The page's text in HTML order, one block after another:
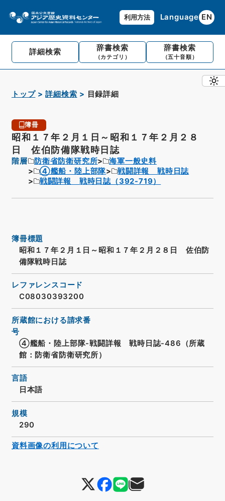
利用方法 Language EN
詳細検索 辞書検索
（カテゴリ）
辞書検索
（五十音順）
トップ 詳細検索 目録詳細
簿冊
昭和１７年２月１日～昭和１７年２月２８
日 佐伯防備隊戦時日誌
階層 防衛省防衛研究所
海軍一般史料
④艦船・陸上部隊
戦闘詳報 戦時日誌
戦闘詳報 戦時日誌（392-719）
簿冊標題
昭和１７年２月１日～昭和１７年２月２８日 佐伯防
備隊戦時日誌
レファレンスコード
C08030393200
所蔵館における請求番
号
④艦船・陸上部隊-戦闘詳報 戦時日誌-486（所蔵
館：防衛省防衛研究所）
言語
日本語
規模
290
資料画像の利用について